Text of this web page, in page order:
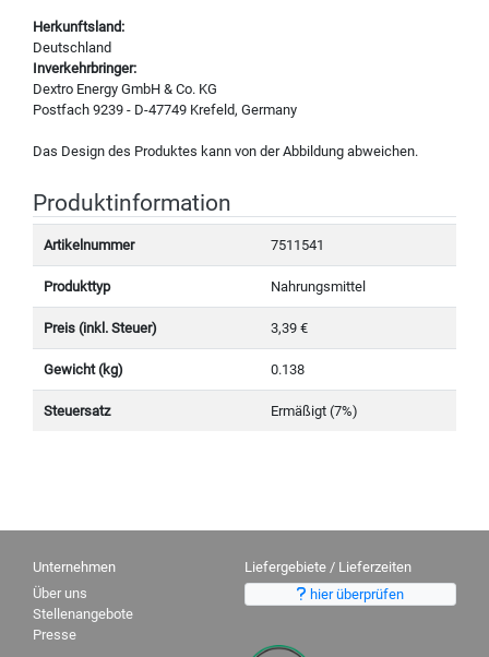
Herkunftsland:
Deutschland
Inverkehrbringer:
Dextro Energy GmbH & Co. KG
Postfach 9239 - D-47749 Krefeld, Germany
Das Design des Produktes kann von der Abbildung abweichen.
Produktinformation
Artikelnummer 7511541
Produkttyp Nahrungsmittel
Preis (inkl. Steuer) 3,39 €
Gewicht (kg) 0.138
Steuersatz Ermäßigt (7%)
Unternehmen
Über uns
Stellenangebote
Presse
Liefergebiete / Lieferzeiten
hier überprüfen